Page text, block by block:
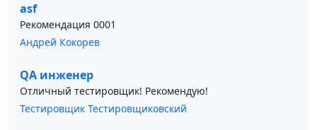
asf
Рекомендация 0001
Андрей Кокорев
QA инженер
Отличный тестировщик! Рекомендую!
Тестировщик Тестировщиковский